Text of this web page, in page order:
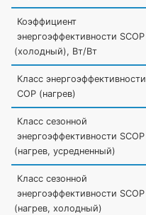
Коэффициент
энергоэффективности SCOP
(холодный), Вт/Вт
Класс энергоэффективности
COP (нагрев)
Класс сезонной
энергоэффективности SCOP
(нагрев, усредненный)
Класс сезонной
энергоэффективности SCOP
(нагрев, холодный)